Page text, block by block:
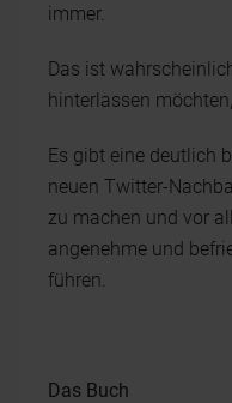
immer.
Das ist
hinterlassen
Es gibt eine deutlich
neuen Twitter-
zu machen und vor
angenehme und
führen.
Das Buch